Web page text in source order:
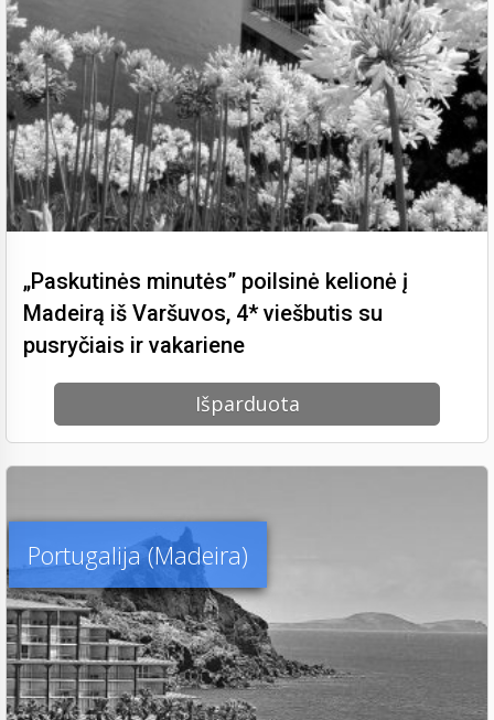
„Paskutinės minutės” poilsinė kelionė į
Madeirą iš Varšuvos, 4* viešbutis su
pusryčiais ir vakariene
Išparduota
Portugalija (Madeira)